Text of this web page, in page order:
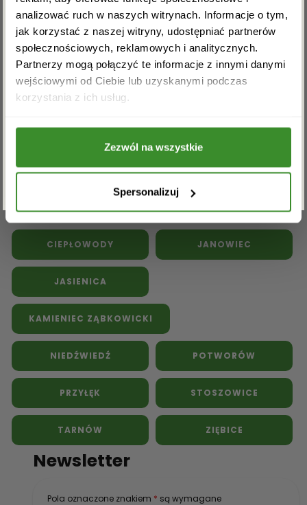
analizować ruch w naszych witrynach. Informacje o tym,
jak korzystać z naszej witryny, udostępniać partnerów
społecznościowych, reklamowych i analitycznych.
Partnerzy mogą połączyć te informacje z innymi danymi
wejściowymi od Ciebie lub uzyskanymi podczas
korzystania z ich usług.
Zezwól na wszystkie
Spersonalizuj
Kwiaty doniczkowe Kwiaty na pogrzeb
Inne kwiaciarnie w powiecie
ząbkowickim:
BARDO BOBOLICE
CIEPŁOWODY JANOWIEC
JASIENICA
KAMIENIEC ZĄBKOWICKI
NIEDŹWIEDŹ POTWORÓW
PRZYŁĘK STOSZOWICE
TARNÓW ZIĘBICE
Newsletter
Pola oznaczone znakiem * są wymagane
Akceptuję regulamin i wyrażam zgodę na
przetwarzanie powyższych danych osobowych
ZAPISZ SIĘ